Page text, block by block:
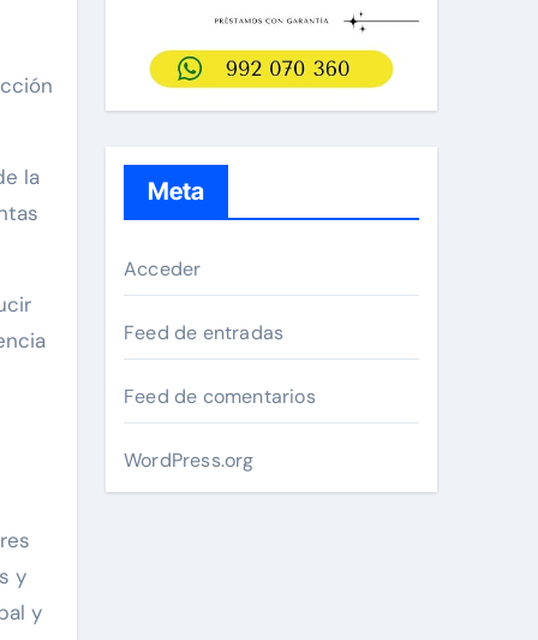
la
y
y
Meta
Acceder
Feed de entradas
Feed de comentarios
WordPress.org